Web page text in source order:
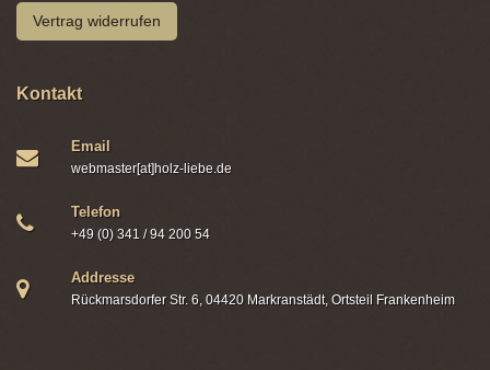
Vertrag widerrufen
Kontakt
Email
webmaster[at]holz-liebe.de
Telefon
+49 (0) 341 / 94 200 54
Addresse
Rückmarsdorfer Str. 6, 04420 Markranstädt, Ortsteil Frankenheim